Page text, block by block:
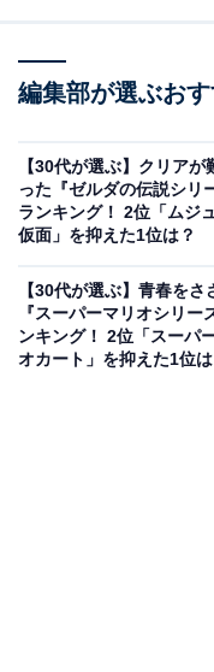
編集部が選ぶお
【30代が選ぶ】クリアが
った『ゼルダの伝説シリ
ランキング！ 2位「ムジ
仮面」を抑えた1位は？
【30代が選ぶ】青春をさ
『スーパーマリオシリー
ンキング！ 2位「スーパ
オカート」を抑えた1位は